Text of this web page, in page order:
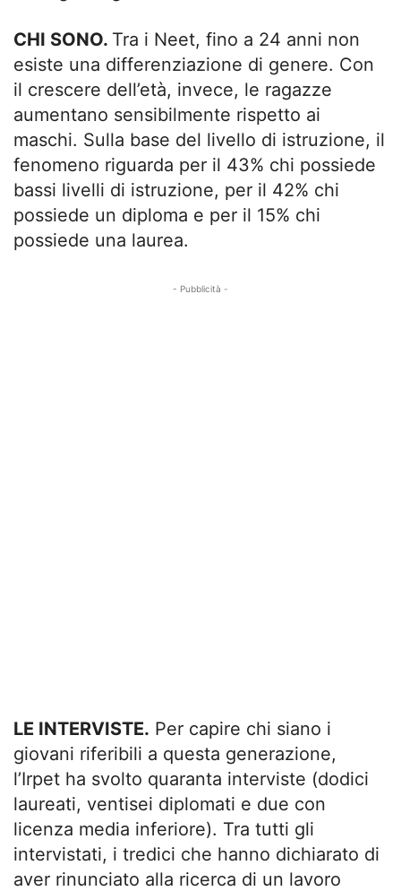
CHI SONO. Tra i Neet, fino a 24 anni non
esiste una differenziazione di genere. Con
il crescere dell’età, invece, le ragazze
aumentano sensibilmente rispetto ai
maschi. Sulla base del livello di istruzione, il
fenomeno riguarda per il 43% chi possiede
bassi livelli di istruzione, per il 42% chi
possiede un diploma e per il 15% chi
possiede una laurea.
- Pubblicità -
LE INTERVISTE. Per capire chi siano i
giovani riferibili a questa generazione,
l’Irpet ha svolto quaranta interviste (dodici
laureati, ventisei diplomati e due con
licenza media inferiore). Tra tutti gli
intervistati, i tredici che hanno dichiarato di
aver rinunciato alla ricerca di un lavoro